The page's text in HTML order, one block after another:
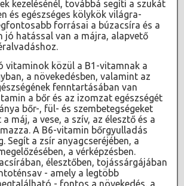
kezelésénél, továbbá segíti a szukát
és egészséges kölykök világra-
forrásai a búzacsíra és a
jó hatással van a májra, alapvető
vitaminok közül a B1-vitamnak a
a növekedésben, valamint az
fenntartásában van
a bőr és az izomzat egészségét
bőr-, fül- és szembetegségeket
máj, a vese, a szív, az élesztő és a
A B6-vitamin bőrgyulladás
Segít a zsír anyagcseréjében, a
a vérképzésben.
élesztőben, tojássárgájában
- amely a legtöbb
- fontos a növekedés, a